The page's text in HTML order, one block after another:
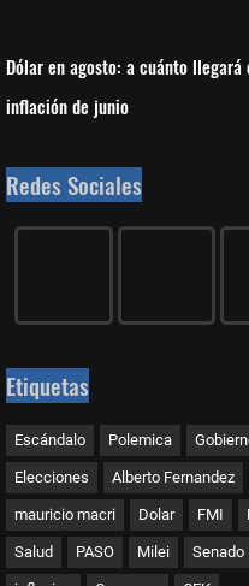
Dólar en agosto: a cuánto
inflación de junio
Redes Sociales
Etiquetas
Escándalo Polemica
Elecciones Alberto Fernandez
mauricio macri Dolar FMI
Salud PASO Milei Senado